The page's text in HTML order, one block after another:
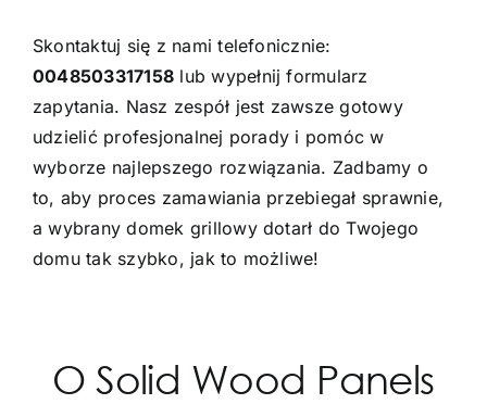
Skontaktuj się z nami telefonicznie:
0048503317158 lub wypełnij formularz
zapytania. Nasz zespół jest zawsze gotowy
udzielić profesjonalnej porady i pomóc w
wyborze najlepszego rozwiązania. Zadbamy o
to, aby proces zamawiania przebiegał sprawnie,
a wybrany domek grillowy dotarł do Twojego
domu tak szybko, jak to możliwe!
O Solid Wood Panels